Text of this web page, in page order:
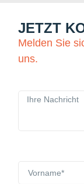
JETZT
Melden Sie
uns.